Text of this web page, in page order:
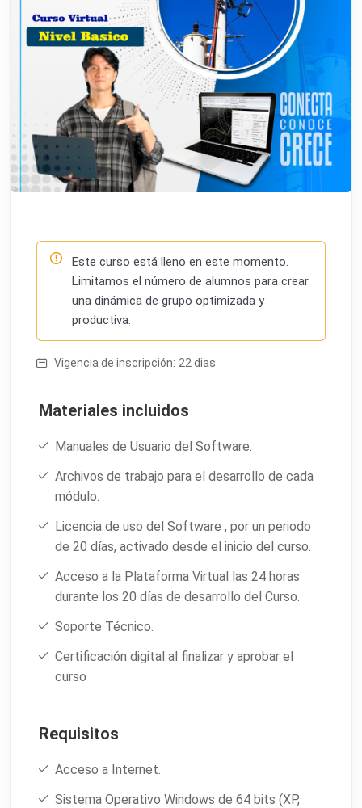
Este curso está lleno en este momento.
Limitamos el número de alumnos para crear
una dinámica de grupo optimizada y
productiva.
Vigencia de inscripción: 22 dias
Materiales incluidos
Manuales de Usuario del Software.
Archivos de trabajo para el desarrollo de cada
módulo.
Licencia de uso del Software , por un periodo
de 20 días, activado desde el inicio del curso.
Acceso a la Plataforma Virtual las 24 horas
durante los 20 días de desarrollo del Curso.
Soporte Técnico.
Certificación digital al finalizar y aprobar el
curso
Requisitos
Acceso a Internet.
Sistema Operativo Windows de 64 bits (XP,